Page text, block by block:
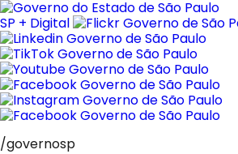
Pular
para
o
conteúdo
SP + Digital
/governosp